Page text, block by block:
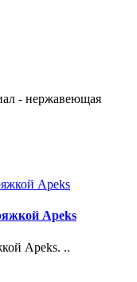
- нержавеющая
Apeks
Apeks. ..